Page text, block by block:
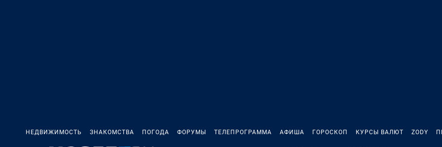
НЕДВИЖИМОСТЬ ЗНАКОМСТВА ПОГОДА ФОРУМЫ ТЕЛЕПРОГРАММА АФИША ГОРОСКОП КУРСЫ ВАЛЮТ ZODY